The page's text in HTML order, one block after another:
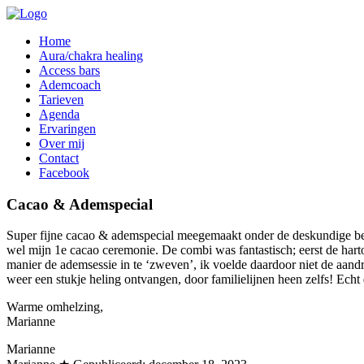
Home
Aura/chakra healing
Access bars
Ademcoach
Tarieven
Agenda
Ervaringen
Over mij
Contact
Facebook
Cacao & Ademspecial
Super fijne cacao & ademspecial meegemaakt onder de
wel mijn 1e cacao ceremonie. De combi was fantastisch; eerst de
manier de ademsessie in te ‘zweven’, ik voelde daardoor niet de
weer een stukje heling ontvangen, door familielijnen heen zelfs!
Warme omhelzing,
Marianne
Marianne